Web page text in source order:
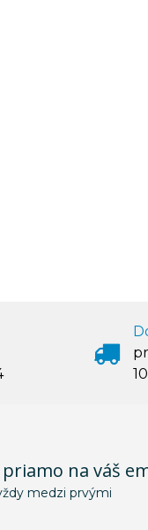
na váš
medzi prvými